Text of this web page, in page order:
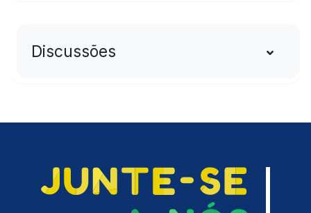
Discussões